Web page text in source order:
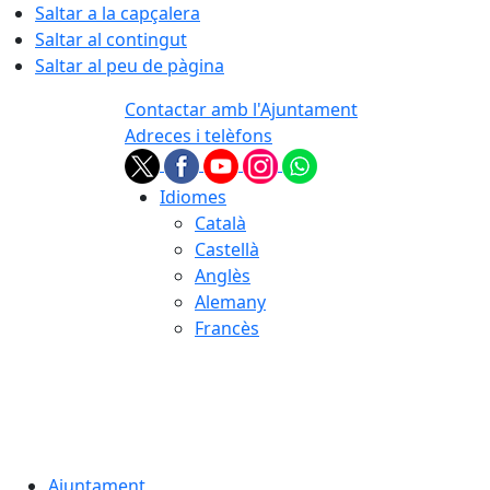
Saltar a la capçalera
Saltar al contingut
Saltar al peu de pàgina
Contactar amb l'Ajuntament
Adreces i telèfons
Idiomes
Català
Castellà
Anglès
Alemany
Francès